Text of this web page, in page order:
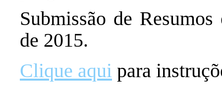
Submissão de
de 2015.
Clique aqui para